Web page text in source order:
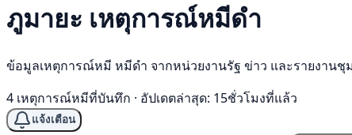
ภูมายะ เหตุการณ์หมีดำ
ข้อมูลเหตุการณ์หมี หมีดำ จากหน่วยงานรัฐ ข่าว และรายงานชุ
4 เหตุการณ์หมีที่บันทึก · อัปเดตล่าสุด: 15ชั่วโมงที่แล้ว
แจ้งเตือน